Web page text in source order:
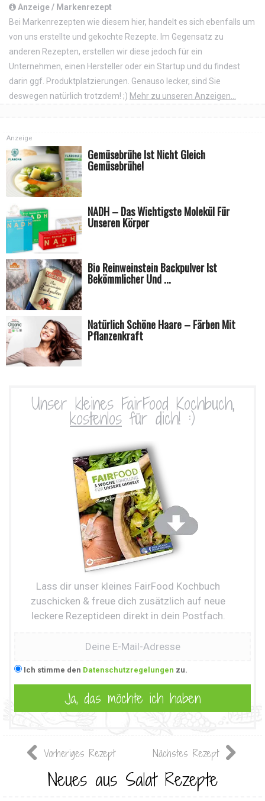
Anzeige / Markenrezept
Bei Markenrezepten wie diesem hier, handelt es sich ebenfalls um
von uns erstellte und gekochte Rezepte. Im Gegensatz zu
anderen Rezepten, erstellen wir diese jedoch für ein
Unternehmen, einen Hersteller oder ein Startup und du findest
darin ggf. Produktplatzierungen. Genauso lecker, sind Sie
deswegen natürlich trotzdem! ;) Mehr zu unseren Anzeigen...
Gemüsebrühe Ist Nicht Gleich
Gemüsebrühe!
Anzeige
NADH – Das Wichtigste Molekül Für
Unseren Körper
Bio Reinweinstein Backpulver Ist
Bekömmlicher Und ...
Natürlich Schöne Haare – Färben Mit
Pflanzenkraft
Unser kleines FairFood Kochbuch,
kostenlos für dich! :)
Lass dir unser kleines FairFood Kochbuch
zuschicken & freue dich zusätzlich auf neue
leckere Rezeptideen direkt in dein Postfach.
Ich stimme den Datenschutzregelungen zu.
Vorheriges Rezept Nächstes Rezept
Neues aus Salat Rezepte